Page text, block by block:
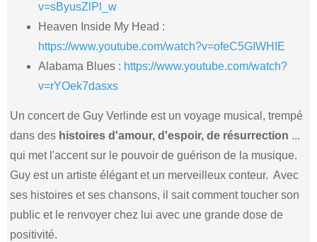
v=sByusZlPl_w
Heaven Inside My Head :
https://www.youtube.com/watch?v=ofeC5GIWHIE
Alabama Blues : https://www.youtube.com/watch?
v=rYOek7dasxs
Un concert de Guy Verlinde est un voyage musical, trempé
dans des histoires d'amour, d'espoir, de résurrection ...
qui met l'accent sur le pouvoir de guérison de la musique.
Guy est un artiste élégant et un merveilleux conteur. Avec
ses histoires et ses chansons, il sait comment toucher son
public et le renvoyer chez lui avec une grande dose de
positivité.